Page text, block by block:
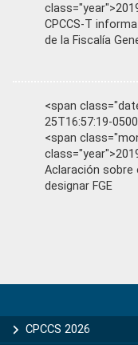
CPCCS-T
de la Fiscalía
<span
25T16:57:19-
<span
Aclaración
designar FGE
Sidebar
CPCCS 2026